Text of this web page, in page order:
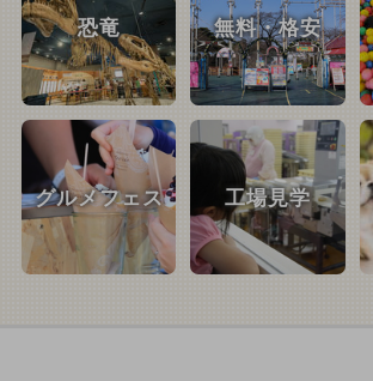
恐竜 無料・格安
グルメフェス 工場見学